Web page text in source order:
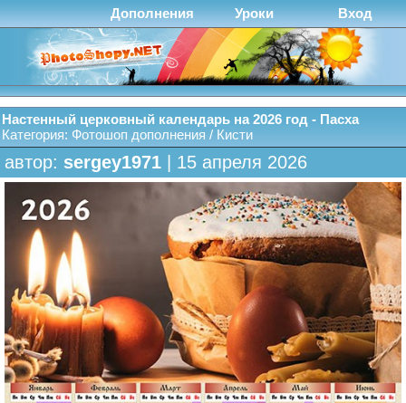
Дополнения Уроки Вход
Настенный церковный календарь на 2026 год - Пасха
Категория: Фотошоп дополнения / Кисти
автор: sergey1971 | 15 апреля 2026